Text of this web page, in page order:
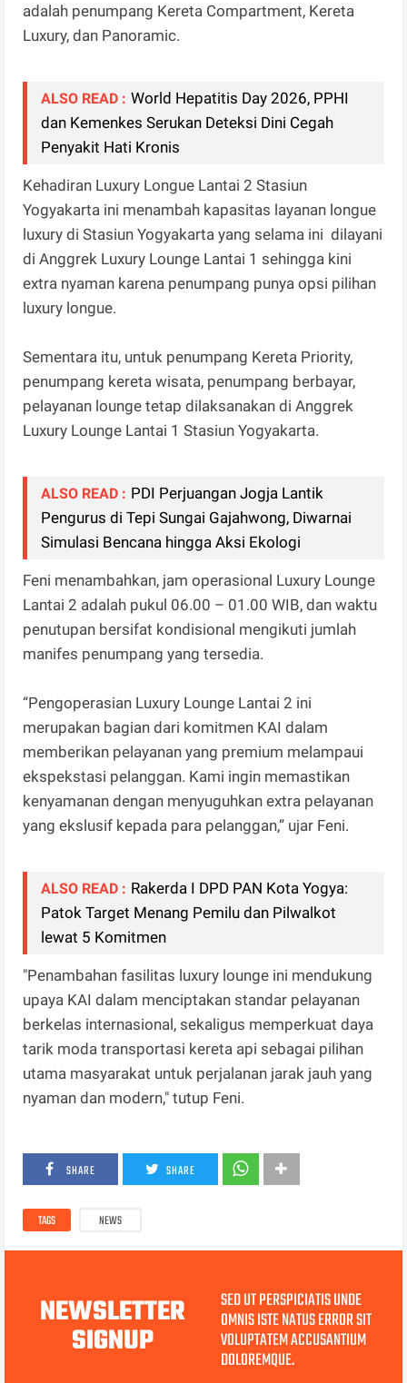
adalah penumpang Kereta Compartment, Kereta
Luxury, dan Panoramic.
ALSO READ : World Hepatitis Day 2026, PPHI
dan Kemenkes Serukan Deteksi Dini Cegah
Penyakit Hati Kronis
Kehadiran Luxury Longue Lantai 2 Stasiun
Yogyakarta ini menambah kapasitas layanan longue
luxury di Stasiun Yogyakarta yang selama ini dilayani
di Anggrek Luxury Lounge Lantai 1 sehingga kini
extra nyaman karena penumpang punya opsi pilihan
luxury longue.
Sementara itu, untuk penumpang Kereta Priority,
penumpang kereta wisata, penumpang berbayar,
pelayanan lounge tetap dilaksanakan di Anggrek
Luxury Lounge Lantai 1 Stasiun Yogyakarta.
ALSO READ : PDI Perjuangan Jogja Lantik
Pengurus di Tepi Sungai Gajahwong, Diwarnai
Simulasi Bencana hingga Aksi Ekologi
Feni menambahkan, jam operasional Luxury Lounge
Lantai 2 adalah pukul 06.00 – 01.00 WIB, dan waktu
penutupan bersifat kondisional mengikuti jumlah
manifes penumpang yang tersedia.
“Pengoperasian Luxury Lounge Lantai 2 ini
merupakan bagian dari komitmen KAI dalam
memberikan pelayanan yang premium melampaui
ekspekstasi pelanggan. Kami ingin memastikan
kenyamanan dengan menyuguhkan extra pelayanan
yang ekslusif kepada para pelanggan,” ujar Feni.
ALSO READ : Rakerda I DPD PAN Kota Yogya:
Patok Target Menang Pemilu dan Pilwalkot
lewat 5 Komitmen
"Penambahan fasilitas luxury lounge ini mendukung
upaya KAI dalam menciptakan standar pelayanan
berkelas internasional, sekaligus memperkuat daya
tarik moda transportasi kereta api sebagai pilihan
utama masyarakat untuk perjalanan jarak jauh yang
nyaman dan modern," tutup Feni.
SHARE SHARE
TAGS NEWS
NEWSLETTER
SIGNUP
SED UT PERSPICIATIS UNDE
OMNIS ISTE NATUS ERROR SIT
VOLUPTATEM ACCUSANTIUM
DOLOREMQUE.